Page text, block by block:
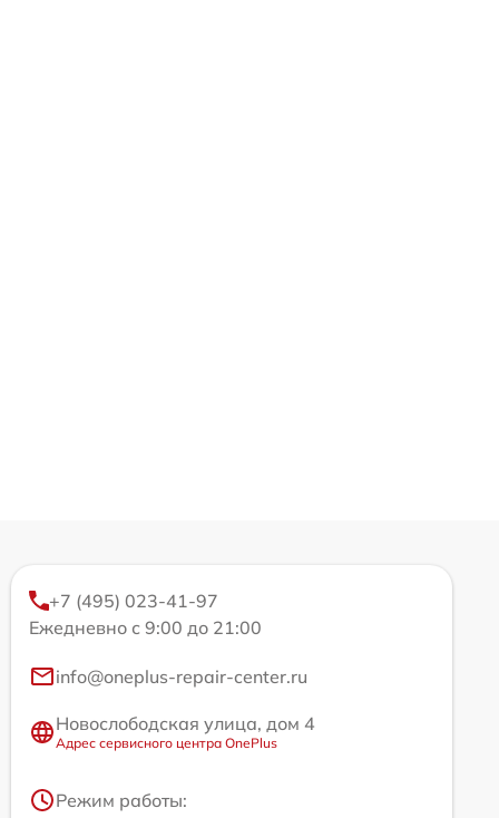
+7 (495) 023-41-97
Ежедневно с 9:00 до 21:00
info@oneplus-repair-center.ru
Новослободская улица, дом 4
Адрес сервисного центра OnePlus
Режим работы: